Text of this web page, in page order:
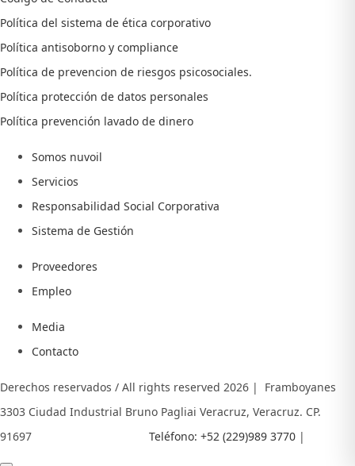
Política del sistema de ética corporativo
Política antisoborno y compliance
Política de prevencion de riesgos psicosociales.
Política protección de datos personales
Política prevención lavado de dinero
Somos nuvoil
Servicios
Responsabilidad Social Corporativa
Sistema de Gestión
Proveedores
Empleo
Media
Contacto
Derechos reservados / All rights reserved 2026 | Framboyanes
3303 Ciudad Industrial Bruno Pagliai Veracruz, Veracruz. CP.
91697
Teléfono: +52 (229)989 3770 |